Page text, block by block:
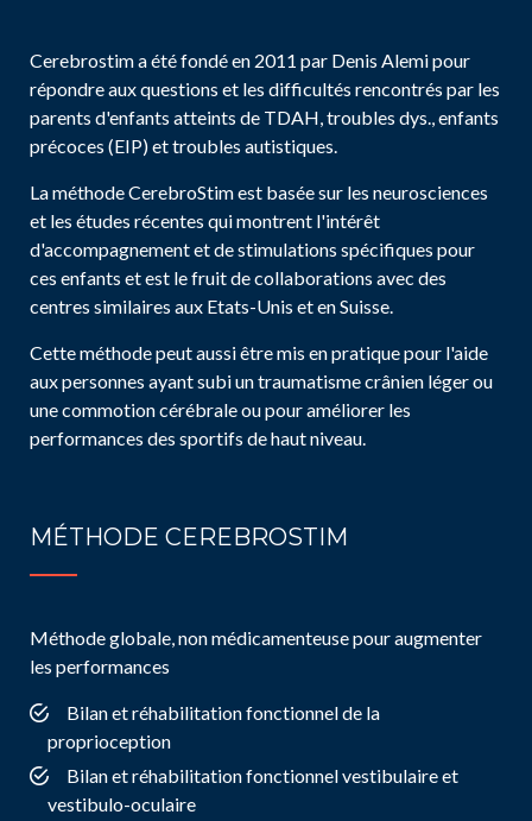
Cerebrostim a été fondé en 2011 par Denis Alemi pour
répondre aux questions et les difficultés rencontrés par les
parents d'enfants atteints de TDAH, troubles dys., enfants
précoces (EIP) et troubles autistiques.
La méthode CerebroStim est basée sur les neurosciences
et les études récentes qui montrent l'intérêt
d'accompagnement et de stimulations spécifiques pour
ces enfants et est le fruit de collaborations avec des
centres similaires aux Etats-Unis et en Suisse.
Cette méthode peut aussi être mis en pratique pour l'aide
aux personnes ayant subi un traumatisme crânien léger ou
une commotion cérébrale ou pour améliorer les
performances des sportifs de haut niveau.
MÉTHODE CEREBROSTIM
Méthode globale, non médicamenteuse pour augmenter
les performances
Bilan et réhabilitation fonctionnel de la
proprioception
Bilan et réhabilitation fonctionnel vestibulaire et
vestibulo-oculaire